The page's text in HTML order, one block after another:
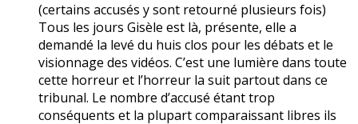
(certains accusés y sont retourné plusieurs fois)
Tous les jours Gisèle est là, présente, elle a
demandé la levé du huis clos pour les débats et le
visionnage des vidéos. C’est une lumière dans toute
cette horreur et l’horreur la suit partout dans ce
tribunal. Le nombre d’accusé étant trop
conséquents et la plupart comparaissant libres ils